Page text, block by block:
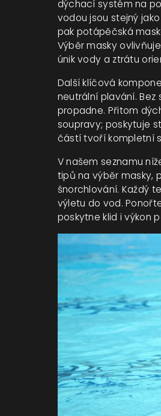
dýchací systém na
vodou jsou stejný
pak potápěčská
Výběr masky
únik vody a ztrátu
Další klíčová
neutrální plavání.
propadne. Přitom
soupravy; poskytuje
částí tvoří kompletní
V našem seznamu
tipů na výběr masky,
šnorchlování. Každý
výletu do vod.
poskytne klid i výkon